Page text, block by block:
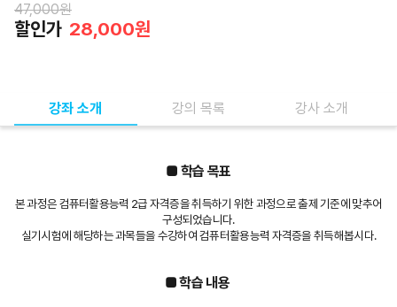
47,000원
할인가 28,000원
강좌 소개 강의 목록 강사 소개
■ 학습 목표
본 과정은 컴퓨터활용능력 2급 자격증을 취득하기 위한 과정으로 출제 기준에 맞추어
구성되었습니다.
실기시험에 해당하는 과목들을 수강하여 컴퓨터활용능력 자격증을 취득해봅시다.
■학습 내용